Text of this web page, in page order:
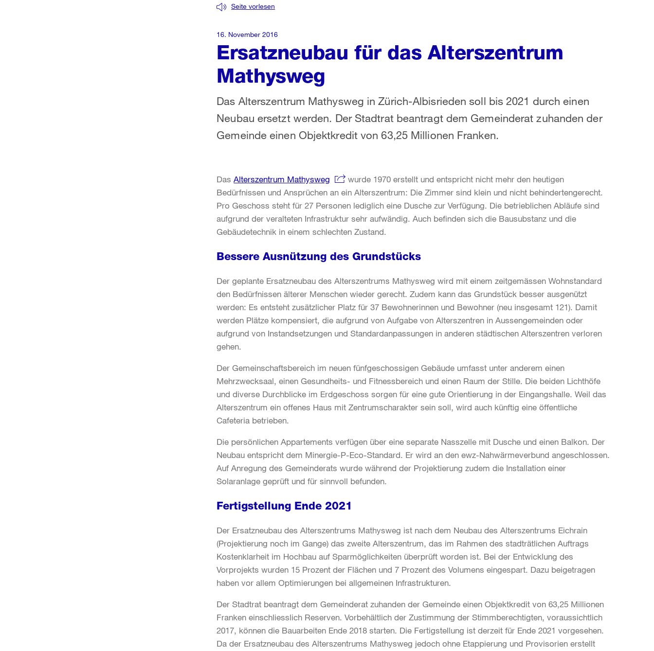
Ersatzneubau für das Alterszentrum
Mathysweg
Seite vorlesen
Das Alterszentrum Mathysweg in Zürich-Albisrieden soll bis 2021 durch einen
Neubau ersetzt werden. Der Stadtrat beantragt dem Gemeinderat zuhanden der
Gemeinde einen Objektkredit von 63,25 Millionen Franken.
16. November 2016
DasAlterszentrum Mathysweg
wurde 1970 erstellt und entspricht nicht mehr den heutigen
Bedürfnissen und Ansprüchen an ein Alterszentrum: Die Zimmer sind klein und nicht behindertengerecht.
Pro Geschoss steht für 27 Personen lediglich eine Dusche zur Verfügung. Die betrieblichen Abläufe sind
aufgrund der veralteten Infrastruktur sehr aufwändig. Auch befinden sich die Bausubstanz und die
Gebäudetechnik in einem schlechten Zustand.
Bessere Ausnützung des Grundstücks
Der geplante Ersatzneubau des Alterszentrums Mathysweg wird mit einem zeitgemässen Wohnstandard
den Bedürfnissen älterer Menschen wieder gerecht. Zudem kann das Grundstück besser ausgenützt
werden: Es entsteht zusätzlicher Platz für 37 Bewohnerinnen und Bewohner (neu insgesamt 121). Damit
werden Plätze kompensiert, die aufgrund von Aufgabe von Alterszentren in Aussengemeinden oder
aufgrund von Instandsetzungen und Standardanpassungen in anderen städtischen Alterszentren verloren
gehen.
Der Gemeinschaftsbereich im neuen fünfgeschossigen Gebäude umfasst unter anderem einen
Mehrzwecksaal, einen Gesundheits- und Fitnessbereich und einen Raum der Stille. Die beiden Lichthöfe
und diverse Durchblicke im Erdgeschoss sorgen für eine gute Orientierung in der Eingangshalle. Weil das
Alterszentrum ein offenes Haus mit Zentrumscharakter sein soll, wird auch künftig eine öffentliche
Cafeteria betrieben.
Die persönlichen Appartements verfügen über eine separate Nasszelle mit Dusche und einen Balkon. Der
Neubau entspricht dem Minergie-P-Eco-Standard. Er wird an den ewz-Nahwärmeverbund angeschlossen.
Auf Anregung des Gemeinderats wurde während der Projektierung zudem die Installation einer
Solaranlage geprüft und für sinnvoll befunden.
Fertigstellung Ende 2021
Der Ersatzneubau des Alterszentrums Mathysweg ist nach dem Neubau des Alterszentrums Eichrain
(Projektierung noch im Gange) das zweite Alterszentrum, das im Rahmen des stadträtlichen Auftrags
Kostenklarheit im Hochbau auf Sparmöglichkeiten überprüft worden ist. Bei der Entwicklung des
Vorprojekts wurden 15 Prozent der Flächen und 7 Prozent des Volumens eingespart. Dazu beigetragen
haben vor allem Optimierungen bei allgemeinen Infrastrukturen.
Der Stadtrat beantragt dem Gemeinderat zuhanden der Gemeinde einen Objektkredit von 63,25 Millionen
Franken einschliesslich Reserven. Vorbehältlich der Zustimmung der Stimmberechtigten, voraussichtlich
2017, können die Bauarbeiten Ende 2018 starten. Die Fertigstellung ist derzeit für Ende 2021 vorgesehen.
Da der Ersatzneubau des Alterszentrums Mathysweg jedoch ohne Etappierung und Provisorien erstellt